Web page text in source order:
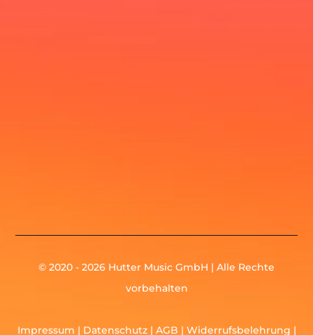
© 2020 - 2026 Hutter Music GmbH | Alle Rechte
vorbehalten
Impressum | Datenschutz| AGB | Widerrufsbelehrung |